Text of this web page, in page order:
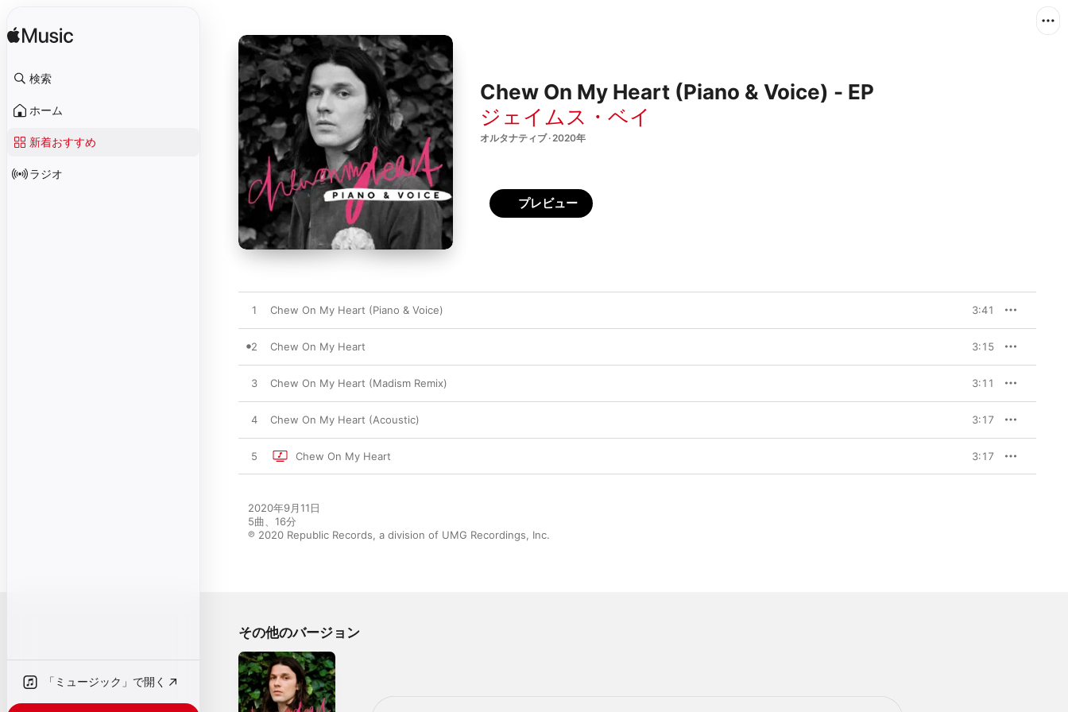
検索
ホーム
新着おすすめ
ラジオ
「ミュージック」で開く
Chew On My Heart (Piano & Voice) - EP
ジェイムス・ベイ
オルタナティブ · 2020年
プレビュー
1 Chew On My Heart (Piano & Voice) 3:41
2 Chew On My Heart 3:15
3 Chew On My Heart (Madism Remix) 3:11
4 Chew On My Heart (Acoustic) 3:17
5 Chew On My Heart 3:17
2020年9月11日
5曲、16分
℗ 2020 Republic Records, a division of UMG Recordings, Inc.
その他のバージョン